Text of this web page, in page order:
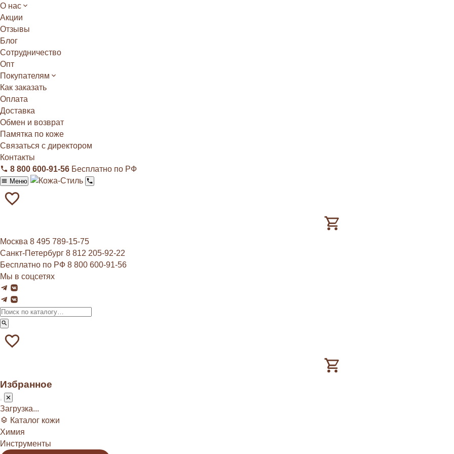
О нас
Акции
Отзывы
Блог
Сотрудничество
Опт
Покупателям
Как заказать
Оплата
Доставка
Обмен и возврат
Памятка по коже
Связаться с директором
Контакты
8 800 600‑91‑56 Бесплатно по РФ
Меню
Москва 8 495 789‑15‑75
Санкт-Петербург 8 812 205‑92‑22
Бесплатно по РФ 8 800 600‑91‑56
Мы в соцсетях
Избранное
Загрузка...
Каталог кожи
Химия
Инструменты